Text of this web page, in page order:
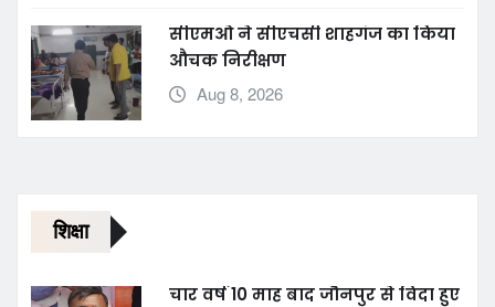
सीएमओ ने सीएचसी शाहगंज का किया
औचक निरीक्षण
Aug 8, 2026
शिक्षा
चार वर्ष 10 माह बाद जौनपुर से विदा हुए